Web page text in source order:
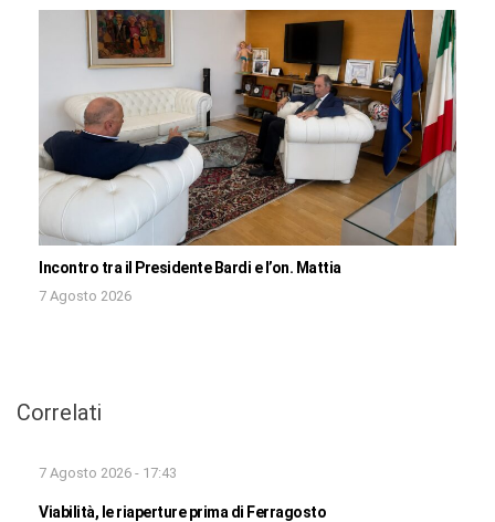
Incontro tra il Presidente Bardi e l’on. Mattia
7 Agosto 2026
Correlati
7 Agosto 2026 - 17:43
Viabilità, le riaperture prima di Ferragosto